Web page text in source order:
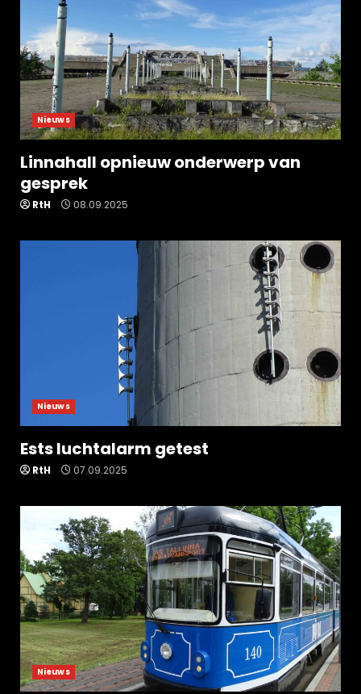
Nieuws
Linnahall opnieuw onderwerp van
gesprek
RtH 08.09.2025
Nieuws
Ests luchtalarm getest
RtH 07.09.2025
Nieuws